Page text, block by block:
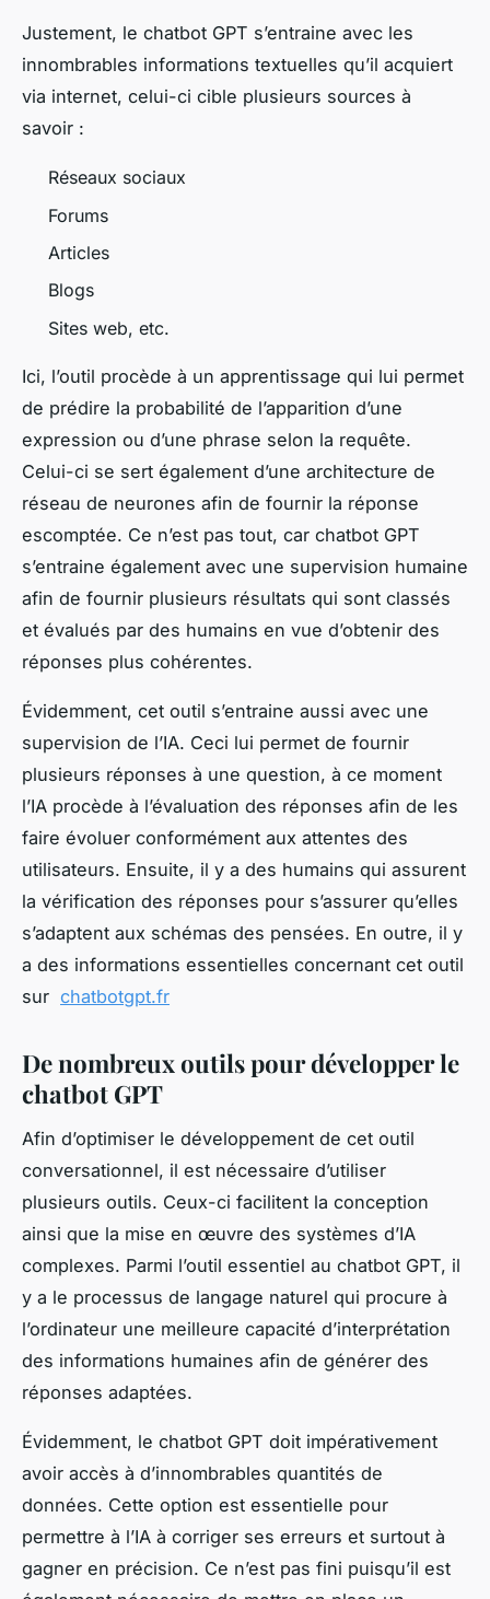
Justement, le chatbot GPT s’entraine avec les
innombrables informations textuelles qu’il acquiert
via internet, celui-ci cible plusieurs sources à
savoir :
Réseaux sociaux
Forums
Articles
Blogs
Sites web, etc.
Ici, l’outil procède à un apprentissage qui lui permet
de prédire la probabilité de l’apparition d’une
expression ou d’une phrase selon la requête.
Celui-ci se sert également d’une architecture de
réseau de neurones afin de fournir la réponse
escomptée. Ce n’est pas tout, car chatbot GPT
s’entraine également avec une supervision humaine
afin de fournir plusieurs résultats qui sont classés
et évalués par des humains en vue d’obtenir des
réponses plus cohérentes.
Évidemment, cet outil s’entraine aussi avec une
supervision de l’IA. Ceci lui permet de fournir
plusieurs réponses à une question, à ce moment
l’IA procède à l’évaluation des réponses afin de les
faire évoluer conformément aux attentes des
utilisateurs. Ensuite, il y a des humains qui assurent
la vérification des réponses pour s’assurer qu’elles
s’adaptent aux schémas des pensées. En outre, il y
a des informations essentielles concernant cet outil
sur chatbotgpt.fr
De nombreux outils pour développer le
chatbot GPT
Afin d’optimiser le développement de cet outil
conversationnel, il est nécessaire d’utiliser
plusieurs outils. Ceux-ci facilitent la conception
ainsi que la mise en œuvre des systèmes d’IA
complexes. Parmi l’outil essentiel au chatbot GPT, il
y a le processus de langage naturel qui procure à
l’ordinateur une meilleure capacité d’interprétation
des informations humaines afin de générer des
réponses adaptées.
Évidemment, le chatbot GPT doit impérativement
avoir accès à d’innombrables quantités de
données. Cette option est essentielle pour
permettre à l’IA à corriger ses erreurs et surtout à
gagner en précision. Ce n’est pas fini puisqu’il est